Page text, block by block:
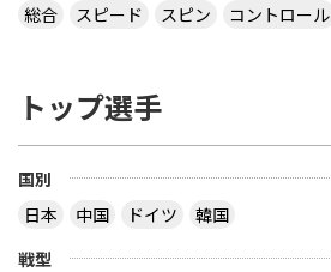
総合
スピード スピン コントロール
トップ選手
国別
日本
中国 ドイツ
韓国
戦型